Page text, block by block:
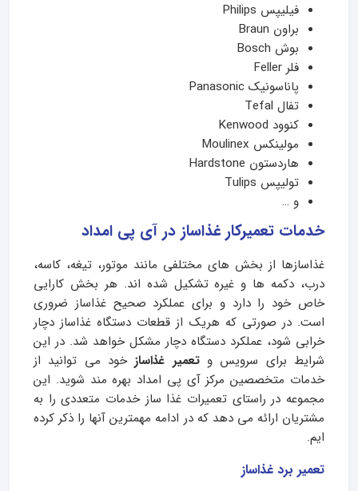
فیلیپس Philips
براون Braun
بوش Bosch
فلر Feller
پاناسونیک Panasonic
تفال Tefal
کنوود Kenwood
مولینکس Moulinex
هاردستون Hardstone
تولیپس Tulips
و …
خدمات تعمیرکار غذاساز در آی پی امداد
غذاسازها از بخش های مختلفی مانند موتور، تیغه، کاسه،
درب، دکمه ها و غیره تشکیل شده اند. هر بخش کارایی
خاص خود را دارد و برای عملکرد صحیح غذاساز ضروری
است. در صورتی که هریک از قطعات دستگاه غذاساز دچار
خرابی شود، عملکرد دستگاه دچار مشکل خواهد شد. در این
شرایط برای سرویس وتعمیر غذاسازخود می توانید از
خدمات متخصصین مرکز آی پی امداد بهره مند شوید. این
مجموعه در راستای تعمیرات غذا ساز خدمات متعددی را به
مشتریان ارائه می دهد که در ادامه مهمترین آنها را ذکر کرده
ایم.
تعمیر برد غذاساز